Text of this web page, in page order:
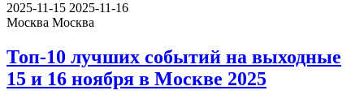
2025-11-15 2025-11-16
Москва Москва
Топ-10 лучших событий на выходные
15 и 16 ноября в Москве 2025